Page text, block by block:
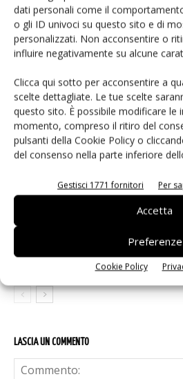
dati personali come il
o gli ID univoci su questo sito e di
personalizzati. Non acconsentire o
influire negativamente su alcune
Clicca qui sotto per acconsentire a
scelte dettagliate. Le tue scelte
questo sito. È possibile modificare le
momento, compreso il ritiro del
pulsanti della Cookie Policy o
del consenso nella parte inferiore
Gestisci 1771 fornitori Per
Accetta
Preferenze
Cookie Policy
ARTICOLI CORRELATI
Semiconduttori:
ispezione
Assemblaggio
elettronici:
LASCIA UN COMMENTO